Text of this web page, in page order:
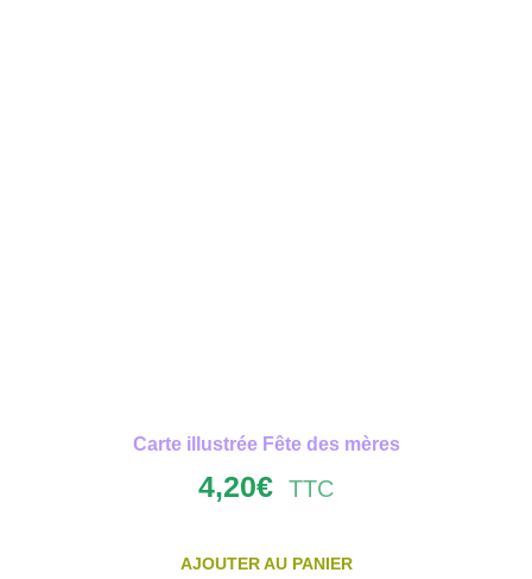
Carte illustrée Fête des mères
4,20€ TTC
AJOUTER AU PANIER